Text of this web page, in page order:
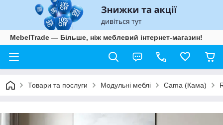
MebelTrade — Більше, ніж меблевий інтернет-магазин!
Товари та послуги Модульні меблі Cama (Кама)